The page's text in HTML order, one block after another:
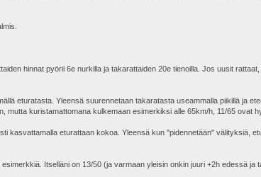
hinnat pyörii 6e nurkilla ja takarattaiden 20e tienoilla. Jos uusit
eturatasta. Yleensä suurennetaan takaratasta useammalla piikillä ja
mutta kuristamattomana kulkemaan esimerkiksi alle 65km/h, 11/65 ovat
kasvattamalla eturattaan kokoa. Yleensä kun "pidennetään" välityksiä,
Itselläni on 13/50 (ja varmaan yleisin onkin juuri +2h edessä